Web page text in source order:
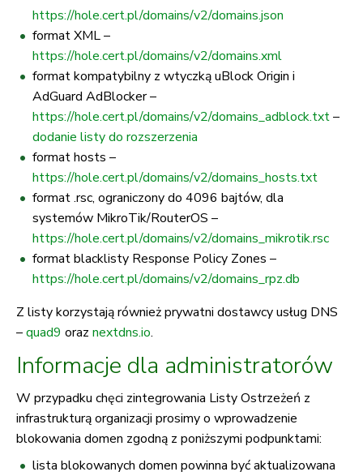
https://hole.cert.pl/domains/v2/domains.json
format XML –
https://hole.cert.pl/domains/v2/domains.xml
format kompatybilny z wtyczką uBlock Origin i
AdGuard AdBlocker –
https://hole.cert.pl/domains/v2/domains_adblock.txt–
dodanie listy do rozszerzenia
format hosts –
https://hole.cert.pl/domains/v2/domains_hosts.txt
format .rsc, ograniczony do 4096 bajtów, dla
systemów MikroTik/RouterOS –
https://hole.cert.pl/domains/v2/domains_mikrotik.rsc
format blacklisty Response Policy Zones –
https://hole.cert.pl/domains/v2/domains_rpz.db
Z listy korzystają również prywatni dostawcy usług DNS
–quad9 oraz nextdns.io.
Informacje dla administratorów
W przypadku chęci zintegrowania Listy Ostrzeżeń z
infrastrukturą organizacji prosimy o wprowadzenie
blokowania domen zgodną z poniższymi podpunktami:
lista blokowanych domen powinna być aktualizowana